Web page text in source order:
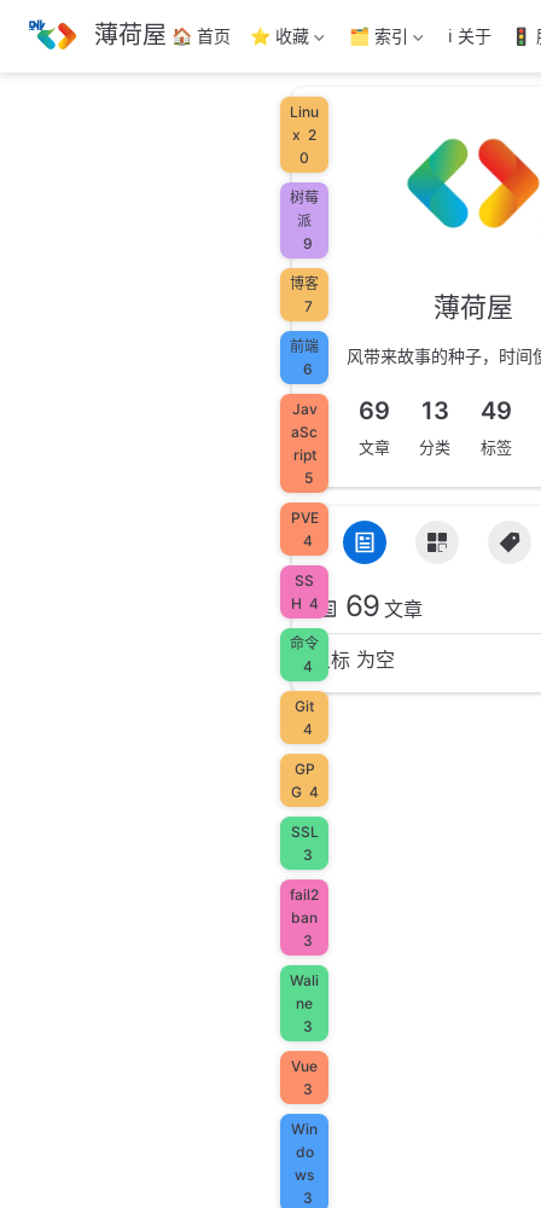
跳
主
薄荷屋 🏠 首页 ⭐ 收藏 🗂️ 索引 ℹ️ 关于 🚦
Linu
x 2
0
树莓
派
9
博客
7
前端
6
Jav
aSc
ript
5
PVE
4
SS
H 4
命令
4
Git
4
GP
G 4
SSL
3
fail2
ban
3
Wali
ne
3
Vue
3
Win
do
ws
3
薄荷屋
风带来故事的种子，时间
69
文章
13
分类
49
标签
69 文章
星标 为空